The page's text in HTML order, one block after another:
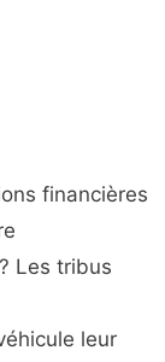
financières
Les tribus
leur